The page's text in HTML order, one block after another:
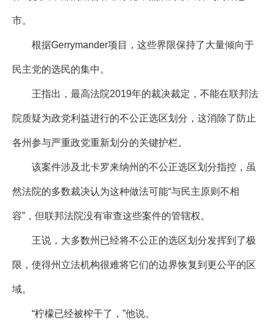
市。
根据Gerrymander项目，这些界限保持了大量倾向于
民主党的选民的集中。
王指出，最高法院2019年的裁决裁定，不能在联邦法
院质疑为政党利益进行的不公正选区划分，这消除了防止
各州参与严重政党重新划分的关键护栏。
该案件涉及北卡罗来纳州的不公正选区划分指控，虽
然法院的多数裁决认为这种做法可能“与民主原则不相
容”，但联邦法院没有审查这些案件的管辖权。
王说，大多数州已经将不公正的选区划分发挥到了极
限，使得州立法机构很难将它们的边界恢复到更公平的区
域。
“柠檬已经被榨干了，”他说。